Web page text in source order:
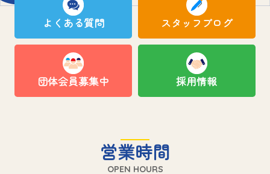
よくある質問 スタッフブログ
団体会員募集中 採用情報
営業時間
OPEN HOURS